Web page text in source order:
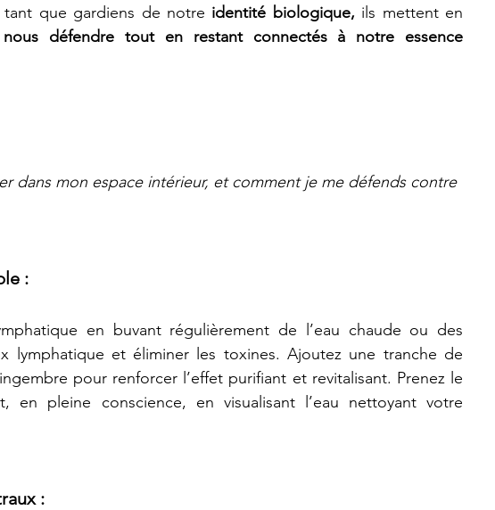
tant que gardiens de notre identité biologique, ils mettent en
nous défendre tout en restant connectés à notre essence
dans mon espace intérieur, et comment je me défends contre
:
en buvant régulièrement de l’eau chaude ou des
lymphatique et éliminer les toxines. Ajoutez une tranche de
pour renforcer l’effet purifiant et revitalisant. Prenez le
en pleine conscience, en visualisant l’eau nettoyant votre
: